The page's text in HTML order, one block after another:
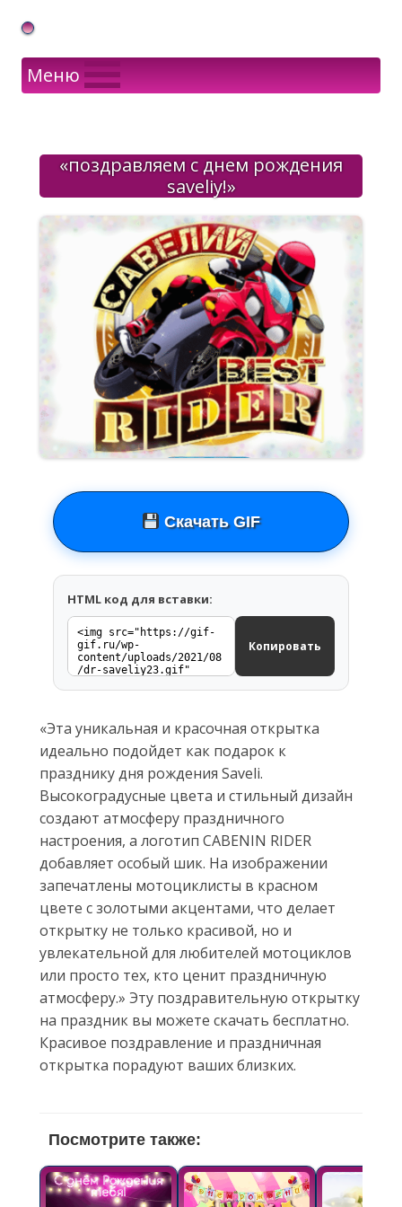
Gif Открытки в подарок
Меню
«поздравляем с днем рождения
saveliy!»
Скачать GIF
HTML код для вставки:
Копировать
«Эта уникальная и красочная открытка
идеально подойдет как подарок к
празднику дня рождения Saveli.
Высокоградусные цвета и стильный дизайн
создают атмосферу праздничного
настроения, а логотип CABENIN RIDER
добавляет особый шик. На изображении
запечатлены мотоциклисты в красном
цвете с золотыми акцентами, что делает
открытку не только красивой, но и
увлекательной для любителей мотоциклов
или просто тех, кто ценит праздничную
атмосферу.» Эту поздравительную открытку
на праздник вы можете скачать бесплатно.
Красивое поздравление и праздничная
открытка порадуют ваших близких.
Посмотрите также: